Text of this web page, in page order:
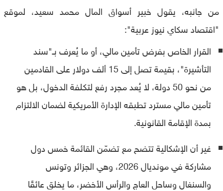
من جانبه، يقول خبير أسواق المال محمد سعيد، لموقع
"اقتصاد سكاي نيوز عربية":
القرار الخاص بفرض تأمين مالي، أو ما يُعرف بـ"سند
التأشيرة"، بقيمة تصل إلى 15 ألف دولار على القادمين
من نحو 50 دولة، لا يُعد مجرد رفع لتكلفة الدخول، بل هو
تأمين مالي مسترد تطبقه الإدارة الأمريكية لضمان الالتزام
بمدة الإقامة القانونية.
غير أن الإشكالية تتضح مع تضمّن القائمة خمس دول
مشاركة في مونديال 2026، وهي الجزائر وتونس
والسنغال وساحل العاج والرأس الأخضر، ما يخلق عائقًا